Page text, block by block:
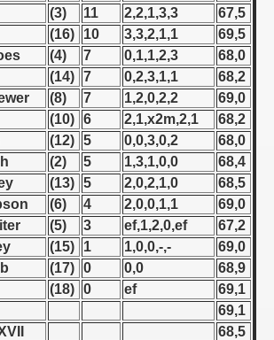
(3) 11 2,2,1,3,3
67,5
(16) 10 3,3,2,1,1
69,5
(4) 7 0,1,1,2,3
68,0
(14) 7 0,2,3,1,1
68,2
(8) 7 1,2,0,2,2
69,0
(10) 6 2,1,x2m,2,1
68,2
(12) 5 0,0,3,0,2
68,0
(2) 5 1,3,1,0,0
68,4
(13) 5 2,0,2,1,0
68,5
(6) 4 2,0,0,1,1
69,0
(5) 3 ef,1,2,0,ef
67,2
(15) 1 1,0,0,-,-
69,0
(17) 0 0,0
68,9
(18) 0 ef
69,1
69,1
68,5
programmes to exchange or sale)
Speedway Championship)